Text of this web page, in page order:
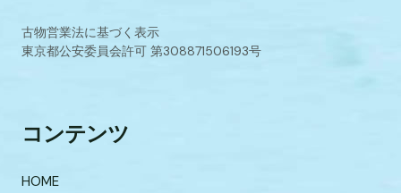
古物営業法に基づく表示
東京都公安委員会許可 第308871506193号
コンテンツ
HOME